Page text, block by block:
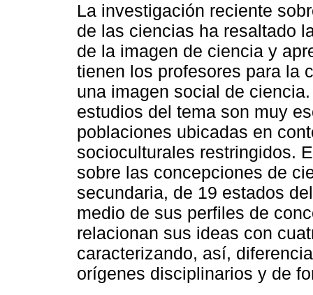
La investigación reciente
de las ciencias ha resaltado
de la imagen de ciencia y
tienen los profesores para la
una imagen social de
estudios del tema son muy
poblaciones ubicadas en
socioculturales restringidos.
sobre las concepciones de
secundaria, de 19 estados
medio de sus perfiles de
relacionan sus ideas con
caracterizando, así,
orígenes disciplinarios y de